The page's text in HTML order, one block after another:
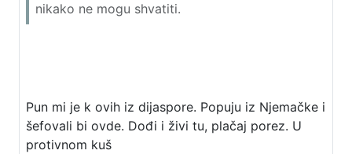
nikako ne mogu shvatiti.
Pun mi je k ovih iz dijaspore. Popuju iz Njemačke i
šefovali bi ovde. Dođi i živi tu, plačaj porez. U
protivnom kuš